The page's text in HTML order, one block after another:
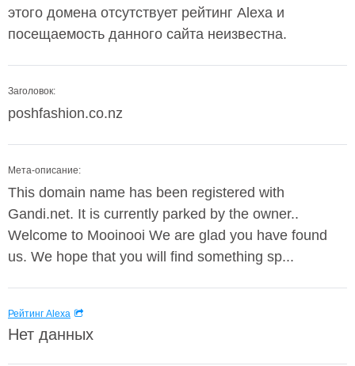
этого домена отсутствует рейтинг Alexa и
посещаемость данного сайта неизвестна.
Заголовок:
poshfashion.co.nz
Мета-описание:
This domain name has been registered with
Gandi.net. It is currently parked by the owner..
Welcome to Mooinooi We are glad you have found
us. We hope that you will find something sp...
Рейтинг Alexa
Нет данных